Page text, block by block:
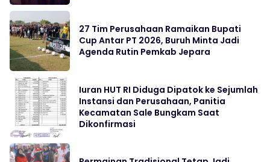
27 Tim Perusahaan Ramaikan Bupati
Cup Antar PT 2026, Buruh Minta Jadi
Agenda Rutin Pemkab Jepara
Iuran HUT RI Diduga Dipatok ke Sejumlah
Instansi dan Perusahaan, Panitia
Kecamatan Sale Bungkam Saat
Dikonfirmasi